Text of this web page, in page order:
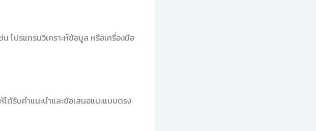
โปรแกรมวิเคราะห์ข้อมูล หรือเครื่องมือ
ด้รับคำแนะนำและข้อเสนอแนะแบบตรง